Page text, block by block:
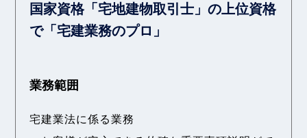
国家資格「宅地建物取引士」の上位資格
で「宅建業務のプロ」
業務範囲
宅建業法に係る業務